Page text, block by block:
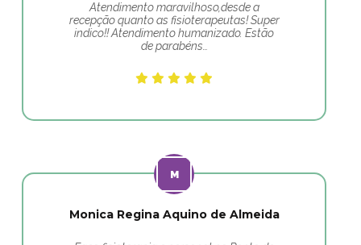
Atendimento maravilhoso,desde a
recepção quanto as fisioterapeutas! Super
indico!! Atendimento humanizado. Estão
de parabéns…
Monica Regina Aquino de Almeida